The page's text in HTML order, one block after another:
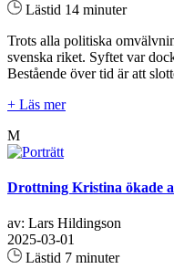
Lästid 14 minuter
Trots alla politiska
svenska riket. Syftet var
Bestående över tid är att
+ Läs mer
M
Drottning Kristina ökade
av: Lars Hildingson
2025-03-01
Lästid 7 minuter